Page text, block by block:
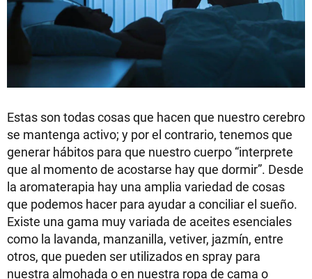
Estas son todas cosas que hacen que nuestro cerebro
se mantenga activo; y por el contrario, tenemos que
generar hábitos para que nuestro cuerpo “interprete
que al momento de acostarse hay que dormir”. Desde
la aromaterapia hay una amplia variedad de cosas
que podemos hacer para ayudar a conciliar el sueño.
Existe una gama muy variada de aceites esenciales
como la lavanda, manzanilla, vetiver, jazmín, entre
otros, que pueden ser utilizados en spray para
nuestra almohada o en nuestra ropa de cama o